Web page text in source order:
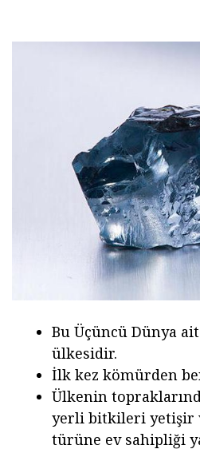
Bu Üçüncü Dünya
ülkesidir.
İlk kez kömürden
Ülkenin
yerli bitkileri yetişir
türüne ev sahipliği